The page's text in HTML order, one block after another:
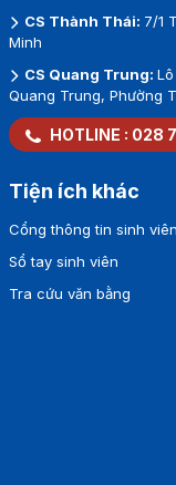
CS Thành Thái: 7/1
Minh
CS Quang Trung:
Quang Trung, Phường
HOTLINE : 028
Tiện ích khác
Cổng thông tin sinh viên
Sổ tay sinh viên
Tra cứu văn bằng